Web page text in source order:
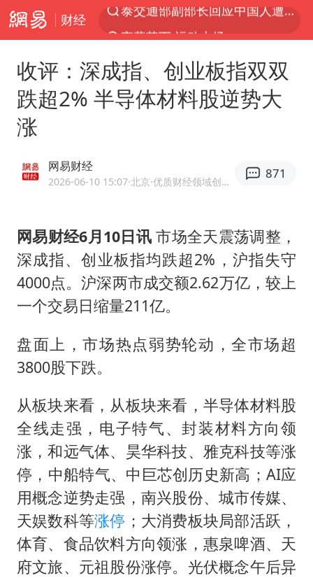
财经
夜幕落下 运动上场
1岁宝宝碰坏纸巾盒 宝妈被索赔924元
“空调24小时开着更省电”不实
台风白海豚逼近 暴雨大暴雨来袭
谁是宇树科技背后赢家
985博士后被曝在妻子孕期出轨后续
公司“上四休三”但要降薪1000元
47岁妈妈突然产女 26岁女儿：很震惊
OpenAI为免费用户升级GPT-5.6 Luna
男子杀人后逃进深山21年活得像野人
“中国蔬菜之乡”最高温达41.8℃
如何把百年大党建设得更加坚强有力？
收评：深成指、创业板指双双
跌超2% 半导体材料股逆势大
涨
网易财经
2026-06-10 15:07·北京 ·优质财经领域创作者
871
网易财经6月10日讯市场全天震荡调整，
深成指、创业板指均跌超2%，沪指失守
4000点。沪深两市成交额2.62万亿，较上
一个交易日缩量211亿。
盘面上，市场热点弱势轮动，全市场超
3800股下跌。
从板块来看，从板块来看，半导体材料股
全线走强，电子特气、封装材料方向领
涨，和远气体、昊华科技、雅克科技等涨
停，中船特气、中巨芯创历史新高；AI应
用概念逆势走强，南兴股份、城市传媒、
天娱数科等涨停 ；大消费板块局部活跃，
体育、食品饮料方向领涨，惠泉啤酒、天
府文旅、元祖股份涨停。光伏概念午后异